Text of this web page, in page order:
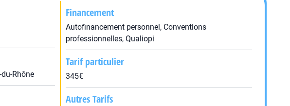
Rhône
Financement
Autofinancement personnel, Conventions
professionnelles, Qualiopi
Tarif particulier
345€
Autres Tarifs